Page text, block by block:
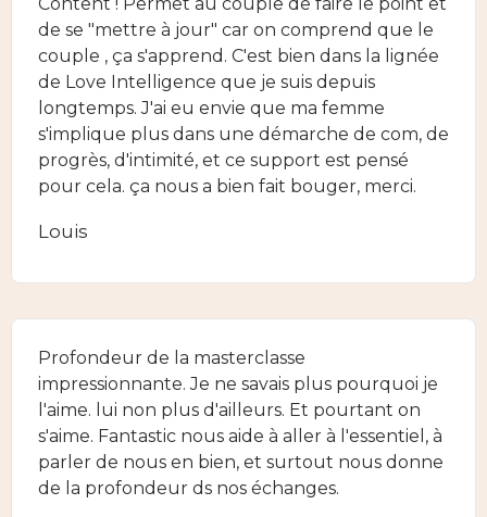
Content ! Permet au couple de faire le point et
de se "mettre à jour" car on comprend que le
couple , ça s'apprend. C'est bien dans la lignée
de Love Intelligence que je suis depuis
longtemps. J'ai eu envie que ma femme
s'implique plus dans une démarche de com, de
progrès, d'intimité, et ce support est pensé
pour cela. ça nous a bien fait bouger, merci.
Louis
Profondeur de la masterclasse
impressionnante. Je ne savais plus pourquoi je
l'aime. lui non plus d'ailleurs. Et pourtant on
s'aime. Fantastic nous aide à aller à l'essentiel, à
parler de nous en bien, et surtout nous donne
de la profondeur ds nos échanges.